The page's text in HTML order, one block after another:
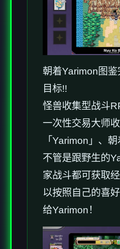
朝着Yarimon图
目标!!
怪兽收集型战斗
一次性交易大师
「Yarimon」、
不管是跟野生的
家战斗都可获取
以按照自己的喜
给Yarimon！